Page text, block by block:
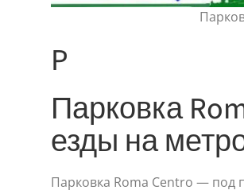
P
Парковка
езды на
Парковка Roma Centro — под